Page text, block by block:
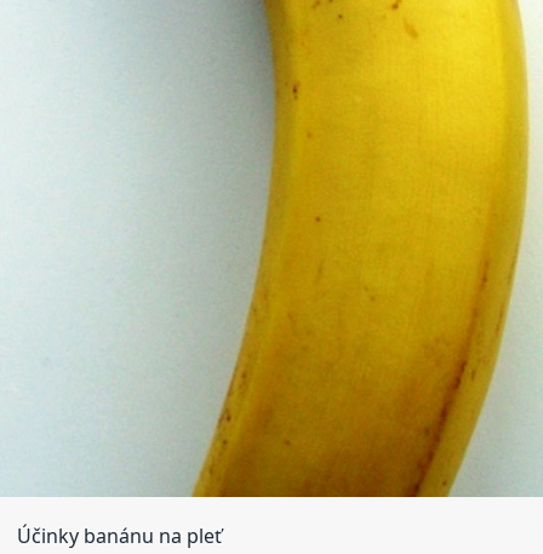
Účinky banánu na pleť